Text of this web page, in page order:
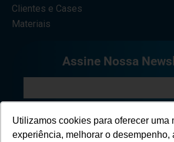
Utilizamos cookies para oferecer uma
experiência, melhorar o desempenho,
Clientes e Cases
Materiais
Assine Nossa